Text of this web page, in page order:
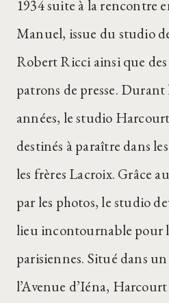
1934 suite à la rencontre
Manuel, issue du studio
Robert Ricci ainsi que
patrons de presse.
années, le studio
destinés à paraître dans
les frères Lacroix. Grâce
par les photos, le studio
lieu incontournable pour
parisiennes. Situé dans
l’Avenue d’Iéna,